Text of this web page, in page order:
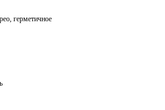
герметичное